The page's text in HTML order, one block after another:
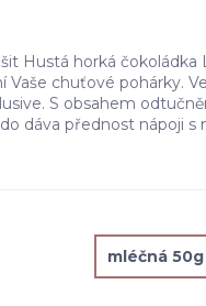
Hustá horká
Vaše chuťové pohárky.
S obsahem
dáva přednost nápoji s